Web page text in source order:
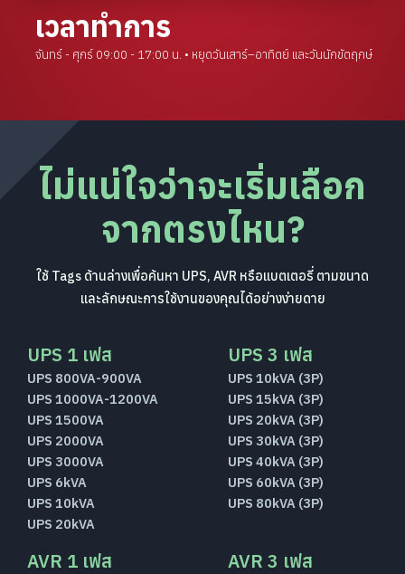
เวลาทำการ
จันทร์ - ศุกร์ 09:00 - 17:00 น. • หยุดวันเสาร์–อาทิตย์ และวันนักขัตฤกษ์
ไม่แน่ใจว่าจะเริ่มเลือก
จากตรงไหน?
ใช้ Tags ด้านล่างเพื่อค้นหา UPS, AVR หรือแบตเตอรี่ ตามขนาด
และลักษณะการใช้งานของคุณได้อย่างง่ายดาย
UPS 1 เฟส
UPS 800VA-900VA
UPS 1000VA-1200VA
UPS 1500VA
UPS 2000VA
UPS 3000VA
UPS 6kVA
UPS 10kVA
UPS 20kVA
UPS 3 เฟส
UPS 10kVA (3P)
UPS 15kVA (3P)
UPS 20kVA (3P)
UPS 30kVA (3P)
UPS 40kVA (3P)
UPS 60kVA (3P)
UPS 80kVA (3P)
AVR 1 เฟส AVR 3 เฟส